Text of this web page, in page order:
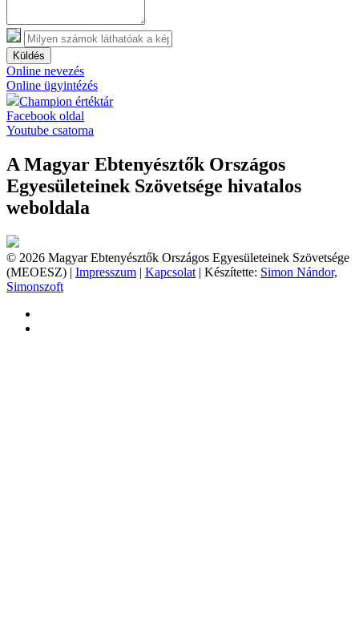
Küldés
Online nevezés
Online ügyintézés
Champion értéktár
Facebook oldal
Youtube csatorna
A Magyar Ebtenyésztők Országos
Egyesületeinek Szövetsége hivatalos
weboldala
© 2026 Magyar Ebtenyésztők Országos Egyesületeinek Szövetsége
(MEOESZ) | Impresszum | Kapcsolat | Készítette: Simon Nándor,
Simonszoft